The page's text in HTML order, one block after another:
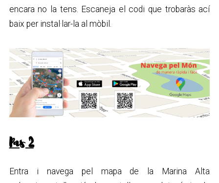
encara no la tens. Escaneja el codi que trobaràs ací
baix per instal·lar-la al mòbil.
Pas 2
Entra i navega pel mapa de la Marina Alta